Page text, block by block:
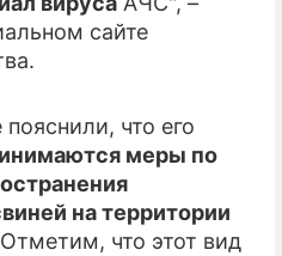
сайте
что его
меры по
на территории
что этот вид